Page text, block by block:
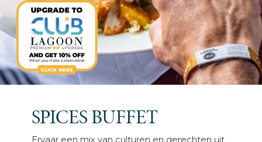
SPICES BUFFET
Ervaar een mix van culturen en gerechten uit